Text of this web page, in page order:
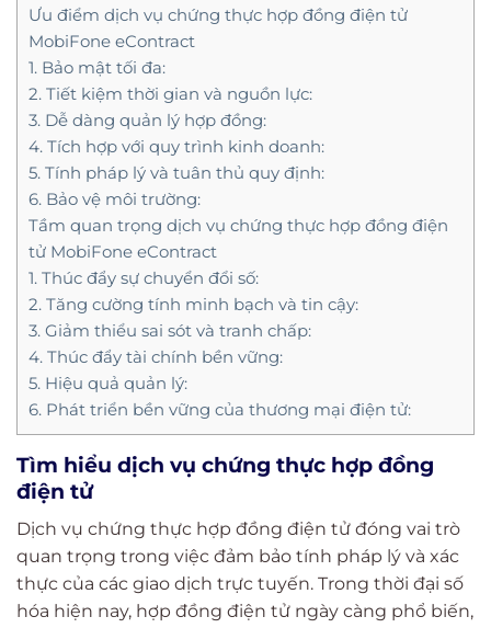
Ưu điểm dịch vụ chứng thực hợp đồng điện tử
MobiFone eContract
1. Bảo mật tối đa:
2. Tiết kiệm thời gian và nguồn lực:
3. Dễ dàng quản lý hợp đồng:
4. Tích hợp với quy trình kinh doanh:
5. Tính pháp lý và tuân thủ quy định:
6. Bảo vệ môi trường:
Tầm quan trọng dịch vụ chứng thực hợp đồng điện
tử MobiFone eContract
1. Thúc đẩy sự chuyển đổi số:
2. Tăng cường tính minh bạch và tin cậy:
3. Giảm thiểu sai sót và tranh chấp:
4. Thúc đẩy tài chính bền vững:
5. Hiệu quả quản lý:
6. Phát triển bền vững của thương mại điện tử:
Tìm hiểu dịch vụ chứng thực hợp đồng
điện tử
Dịch vụ chứng thực hợp đồng điện tử đóng vai trò
quan trọng trong việc đảm bảo tính pháp lý và xác
thực của các giao dịch trực tuyến. Trong thời đại số
hóa hiện nay, hợp đồng điện tử ngày càng phổ biến,